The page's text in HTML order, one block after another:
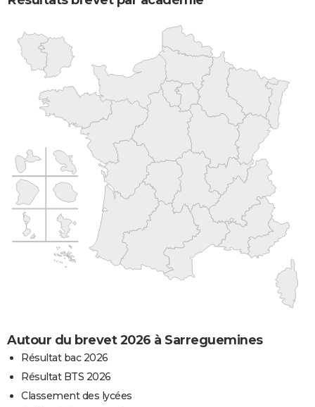
Autour du brevet 2026 à Sarreguemines
Résultat bac 2026
Résultat BTS 2026
Classement des lycées